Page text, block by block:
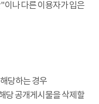
나 다른 이용자가 입은
당하는 경우
당 공개게시물을 삭제할